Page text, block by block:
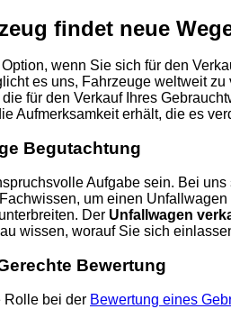
findet neue
wenn Sie sich für den
es uns, Fahrzeuge weltweit zu
für den Verkauf Ihres
Aufmerksamkeit erhält, die es
Begutachtung
Aufgabe sein. Bei
um einen Unfallwagen
Der Unfallwagen
wissen, worauf Sie sich
Bewertung
Rolle bei der Bewertung eines